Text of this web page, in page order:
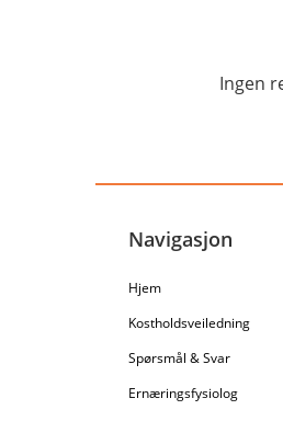
Ingen
Navigasjon
Hjem
Kostholdsveiledning
Spørsmål & Svar
Ernæringsfysiolog